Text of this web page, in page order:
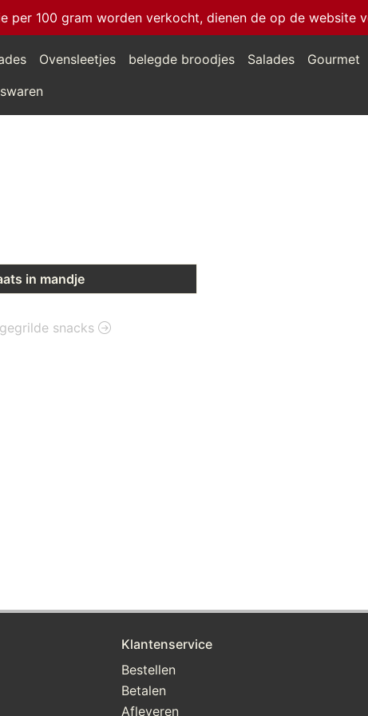
per 100 gram worden verkocht, dienen de op de website
Ovensleetjes belegde broodjes Salades Gourmet
in mandje
snacks
Klantenservice
Bestellen
Betalen
Afleveren